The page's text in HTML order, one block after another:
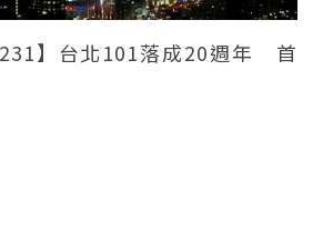
】台北101落成20週年 首